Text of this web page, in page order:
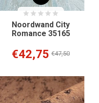
Noordwand City
Romance 35165
€42,75 €47,50